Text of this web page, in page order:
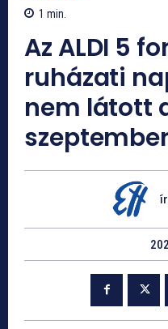
1 min.
Az ALDI 5
ruházati
nem látott